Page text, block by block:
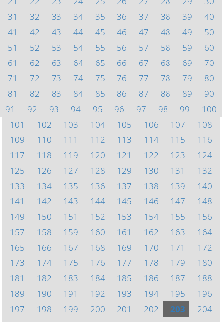
31
32 33 34 35 36 37 38 39
40
41
42 43 44 45 46 47 48 49
50
51
52 53 54 55 56 57 58 59
60
61
62 63 64 65 66 67 68 69
70
71
72 73 74 75 76 77 78 79
80
81
82 83 84 85 86 87 88 89
90
91
92 93 94 95 96 97 98 99
100
101
102 103 104 105 106 107
108
109
110 111 112 113 114 115
116
117
118 119 120 121 122 123
124
125
126 127 128 129 130 131
132
133
134 135 136 137 138 139
140
141
142 143 144 145 146 147
148
149
150 151 152 153 154 155
156
157
158 159 160 161 162 163
164
165
166 167 168 169 170 171
172
173
174 175 176 177 178 179
180
181
182 183 184 185 186 187
188
189
190 191 192 193 194 195
196
197
198 199 200 201 202 203
204